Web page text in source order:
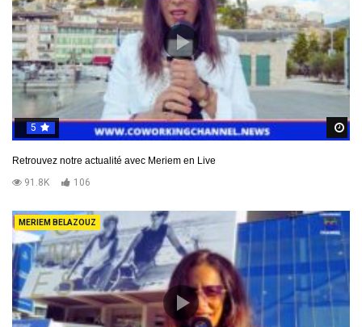
5
Retrouvez notre actualité avec Meriem en Live
91.8K
106
MERIEM BELAZOUZ